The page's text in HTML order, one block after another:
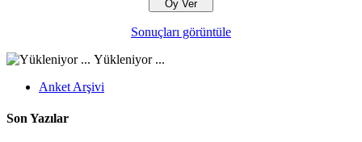
Sonuçları görüntüle
Yükleniyor ...
Anket Arşivi
Son Yazılar